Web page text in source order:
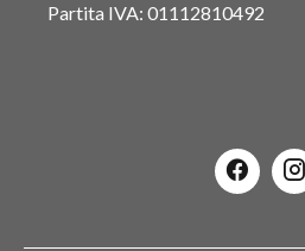
Partita IVA: 01112810492